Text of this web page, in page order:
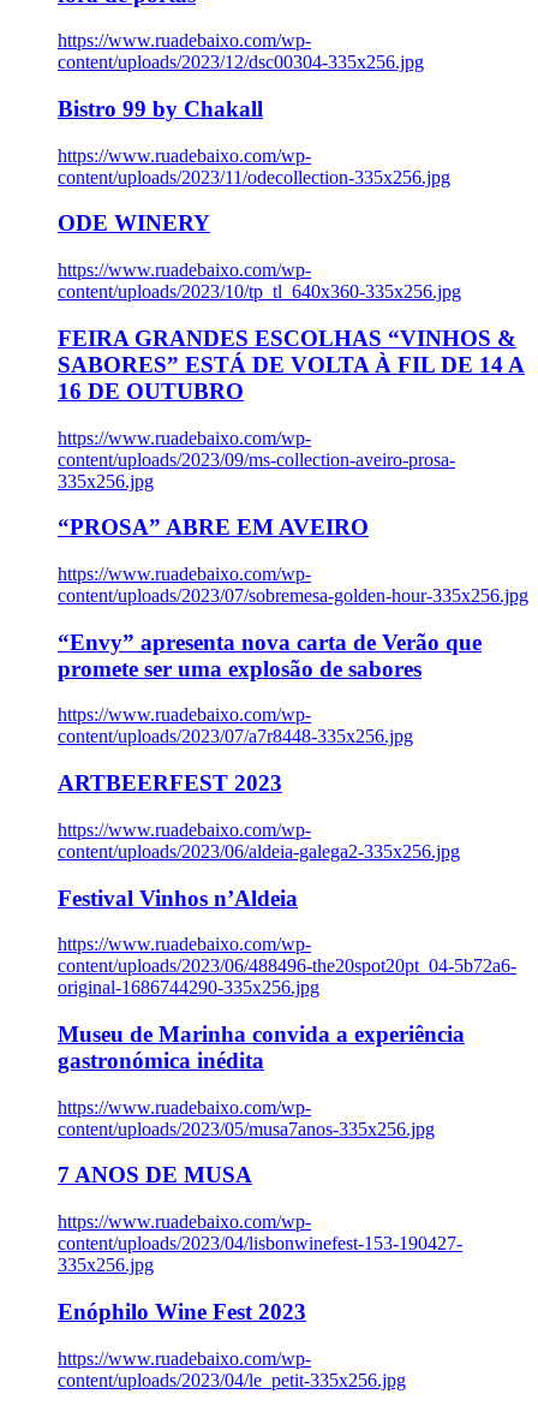
https://www.ruadebaixo.com/wp-
content/uploads/2023/12/dsc00304-335x256.jpg
Bistro 99 by Chakall
https://www.ruadebaixo.com/wp-
content/uploads/2023/11/odecollection-335x256.jpg
ODE WINERY
https://www.ruadebaixo.com/wp-
content/uploads/2023/10/tp_tl_640x360-335x256.jpg
FEIRA GRANDES ESCOLHAS “VINHOS &
SABORES” ESTÁ DE VOLTA À FIL DE 14 A
16 DE OUTUBRO
https://www.ruadebaixo.com/wp-
content/uploads/2023/09/ms-collection-aveiro-prosa-
335x256.jpg
“PROSA” ABRE EM AVEIRO
https://www.ruadebaixo.com/wp-
content/uploads/2023/07/sobremesa-golden-hour-335x256.jpg
“Envy” apresenta nova carta de Verão que
promete ser uma explosão de sabores
https://www.ruadebaixo.com/wp-
content/uploads/2023/07/a7r8448-335x256.jpg
ARTBEERFEST 2023
https://www.ruadebaixo.com/wp-
content/uploads/2023/06/aldeia-galega2-335x256.jpg
Festival Vinhos n’Aldeia
https://www.ruadebaixo.com/wp-
content/uploads/2023/06/488496-the20spot20pt_04-5b72a6-
original-1686744290-335x256.jpg
Museu de Marinha convida a experiência
gastronómica inédita
https://www.ruadebaixo.com/wp-
content/uploads/2023/05/musa7anos-335x256.jpg
7 ANOS DE MUSA
https://www.ruadebaixo.com/wp-
content/uploads/2023/04/lisbonwinefest-153-190427-
335x256.jpg
Enóphilo Wine Fest 2023
https://www.ruadebaixo.com/wp-
content/uploads/2023/04/le_petit-335x256.jpg